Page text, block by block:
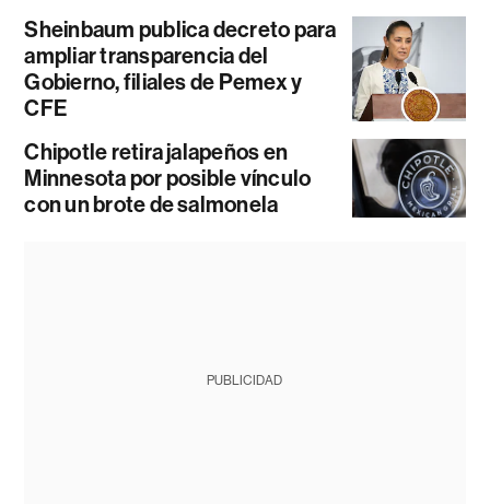
Sheinbaum publica decreto para
ampliar transparencia del
Gobierno, filiales de Pemex y
CFE
Chipotle retira jalapeños en
Minnesota por posible vínculo
con un brote de salmonela
PUBLICIDAD